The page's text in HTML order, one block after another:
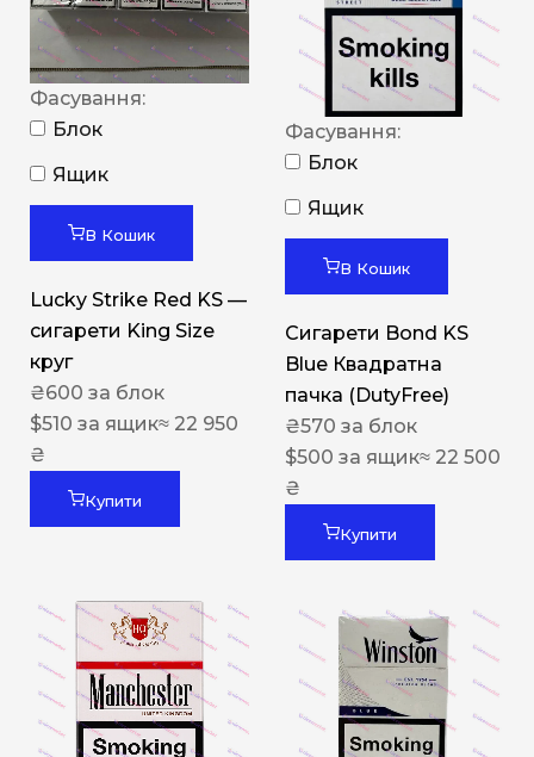
Фасування:
Блок
Ящик
В Кошик
Lucky Strike Red KS —
сигарети King Size
круг
₴600 за блок
$510 за ящик≈ 22 950
₴
Купити
Фасування:
Блок
Ящик
В Кошик
Сигарети Bond KS
Blue Квадратна
пачка (DutyFree)
₴570 за блок
$500 за ящик≈ 22 500
₴
Купити